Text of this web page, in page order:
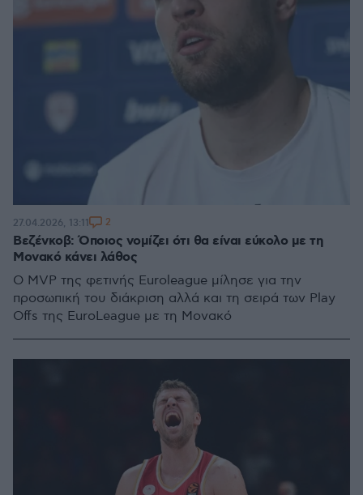
Βεζένκοβ: Όποιος νομίζει ότι θα είναι εύκολο με τη
Μονακό κάνει λάθος
Ο MVP της φετινής Euroleague μίλησε για την
προσωπική του διάκριση αλλά και τη σειρά των Play
Offs της EuroLeague με τη Μονακό
27.04.2026, 13:11 2